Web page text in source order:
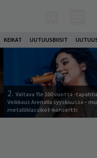
KEIKAT UUTUUSBIISIT
2. Valtava Yle 100 vuotta -
Veikkaus Arenalla syyskuussa –
metalliklassikot-konsertti